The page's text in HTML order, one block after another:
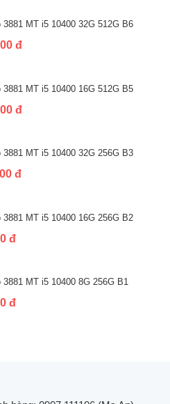
3881 MT i5 10400 32G 512G B6
đ
3881 MT i5 10400 16G 512G B5
đ
3881 MT i5 10400 32G 256G B3
đ
3881 MT i5 10400 16G 256G B2
đ
3881 MT i5 10400 8G 256G B1
đ